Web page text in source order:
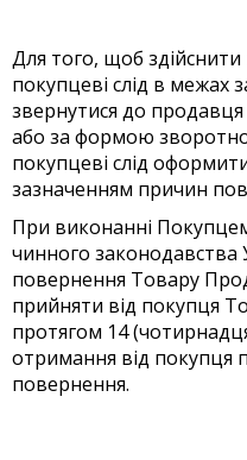
Для того, щоб
покупцеві слід в межах
звернутися до
або за формою
покупцеві слід
зазначенням причин
При виконанні
чинного
повернення Товару
прийняти від покупця
протягом 14
отримання від покупця
повернення.